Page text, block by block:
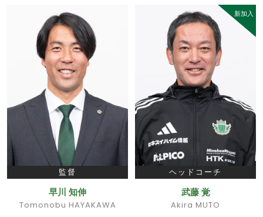
監督
早川 知伸
Tomonobu HAYAKAWA
新加入
ヘッドコーチ
武藤 覚
Akira MUTO